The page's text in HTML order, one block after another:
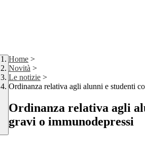
Home >
Novità >
Le notizie >
Ordinanza relativa agli alunni e studenti
Ordinanza relativa agli
gravi o immunodepressi